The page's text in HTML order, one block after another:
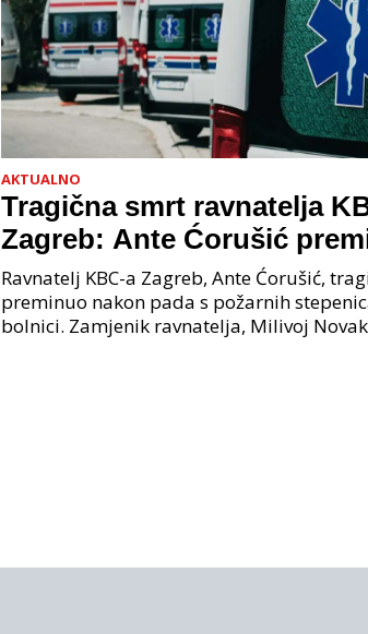
AKTUALNO
Tragična smrt ravnatelja
Zagreb: Ante Ćorušić
nakon pada u bolnici,
mjestu događaja
Ravnatelj KBC-a Zagreb, Ante Ćorušić,
preminuo nakon pada s požarnih
bolnici. Zamjenik ravnatelja, Milivoj